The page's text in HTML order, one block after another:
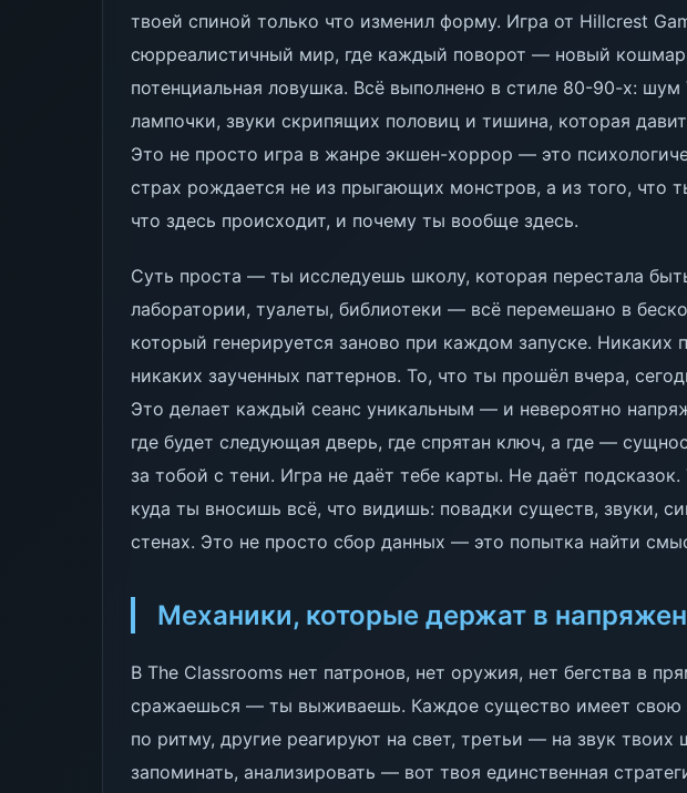
твоей спиной только что изменил форму. Игра от Hillcrest
сюрреалистичный мир, где каждый поворот — новый
потенциальная ловушка. Всё выполнено в стиле 80-90-х:
лампочки, звуки скрипящих половиц и тишина, которая
Это не просто игра в жанре экшен-хоррор — это
страх рождается не из прыгающих монстров, а из того, что
что здесь происходит, и почему ты вообще здесь.
Суть проста — ты исследуешь школу, которая перестала
лаборатории, туалеты, библиотеки — всё перемешано в
который генерируется заново при каждом запуске. Никаких
никаких заученных паттернов. То, что ты прошёл вчера,
Это делает каждый сеанс уникальным — и невероятно
где будет следующая дверь, где спрятан ключ, а где —
за тобой с тени. Игра не даёт тебе карты. Не даёт
куда ты вносишь всё, что видишь: повадки существ, звуки,
стенах. Это не просто сбор данных — это попытка найти
Механики, которые держат в
В The Classrooms нет патронов, нет оружия, нет бегства в
сражаешься — ты выживаешь. Каждое существо имеет свою
по ритму, другие реагируют на свет, третьи — на звук твоих
запоминать, анализировать — вот твоя единственная